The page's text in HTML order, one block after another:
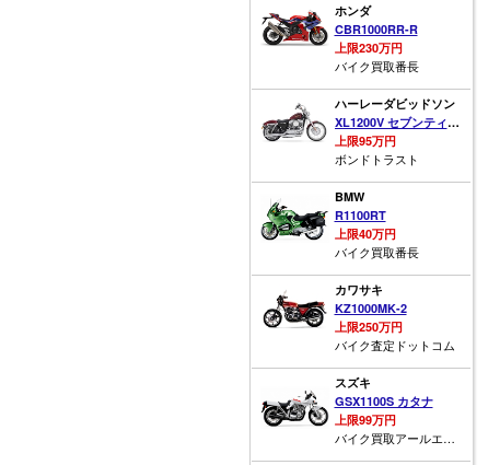
ホンダ
CBR1000RR-R
上限230万円
バイク買取番長
ハーレーダビッドソン
XL1200V セブンティーツー
上限95万円
ボンドトラスト
BMW
R1100RT
上限40万円
バイク買取番長
カワサキ
KZ1000MK-2
上限250万円
バイク査定ドットコム
スズキ
GSX1100S カタナ
上限99万円
バイク買取アールエス福山